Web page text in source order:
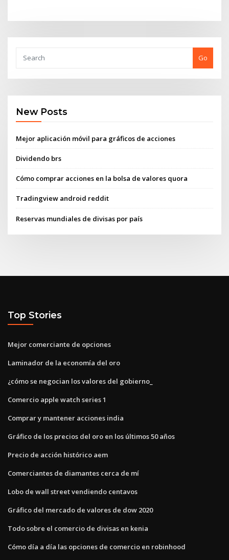
Go
New Posts
Mejor aplicación móvil para gráficos de acciones
Dividendo brs
Cómo comprar acciones en la bolsa de valores quora
Tradingview android reddit
Reservas mundiales de divisas por país
Top Stories
Mejor comerciante de opciones
Laminador de la economía del oro
¿cómo se negocian los valores del gobierno_
Comercio apple watch series 1
Comprar y mantener acciones india
Gráfico de los precios del oro en los últimos 50 años
Precio de acción histórico aem
Comerciantes de diamantes cerca de mí
Lobo de wall street vendiendo centavos
Gráfico del mercado de valores de dow 2020
Todo sobre el comercio de divisas en kenia
Cómo día a día las opciones de comercio en robinhood